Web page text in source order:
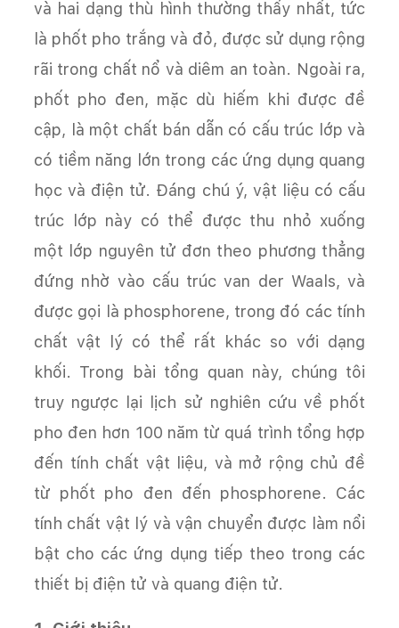
và hai dạng thù hình thường thấy nhất, tức
là phốt pho trắng và đỏ, được sử dụng rộng
rãi trong chất nổ và diêm an toàn. Ngoài ra,
phốt pho đen, mặc dù hiếm khi được đề
cập, là một chất bán dẫn có cấu trúc lớp và
có tiềm năng lớn trong các ứng dụng quang
học và điện tử. Đáng chú ý, vật liệu có cấu
trúc lớp này có thể được thu nhỏ xuống
một lớp nguyên tử đơn theo phương thẳng
đứng nhờ vào cấu trúc van der Waals, và
được gọi là phosphorene, trong đó các tính
chất vật lý có thể rất khác so với dạng
khối. Trong bài tổng quan này, chúng tôi
truy ngược lại lịch sử nghiên cứu về phốt
pho đen hơn 100 năm từ quá trình tổng hợp
đến tính chất vật liệu, và mở rộng chủ đề
từ phốt pho đen đến phosphorene. Các
tính chất vật lý và vận chuyển được làm nổi
bật cho các ứng dụng tiếp theo trong các
thiết bị điện tử và quang điện tử.